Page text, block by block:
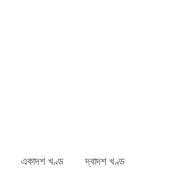
একাদশ খণ্ড দ্বাদশ খণ্ড